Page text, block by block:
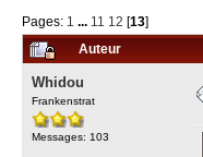
Pages: 1 ... 11 12 [13]
Auteur
Whidou
Frankenstrat
Messages: 103